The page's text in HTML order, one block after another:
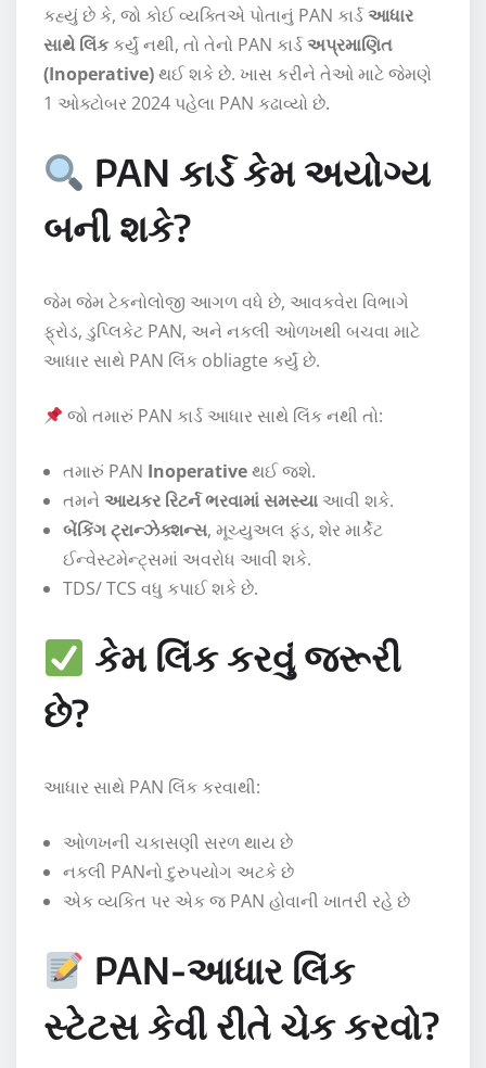
કહ્યું છે કે, જો કોઈ વ્યક્તિએ પોતાનું PAN કાર્ડઆધાર
સાથે લિંકકર્યું નથી, તો તેનો PAN કાર્ડઅપ્રમાણિત
(Inoperative)થઈ શકે છે. ખાસ કરીને તેઓ માટે જેમણે
1 ઓક્ટોબર 2024 પહેલા PAN કઢાવ્યો છે.
PAN કાર્ડ કેમ અયોગ્ય
બની શકે?
જેમ જેમ ટેકનોલોજી આગળ વધે છે, આવકવેરા વિભાગે
ફ્રોડ, ડુપ્લિકેટ PAN, અને નકલી ઓળખથી બચવા માટે
આધાર સાથે PAN લિંક obliagte કર્યું છે.
જો તમારું PAN કાર્ડ આધાર સાથે લિંક નથી તો:
તમારું PAN Inoperativeથઈ જશે.
તમને આયકર રિટર્ન ભરવામાં સમસ્યા આવી શકે.
બેંકિંગ ટ્રાન્ઝેક્શન્સ, મૂચ્યુઅલ ફંડ, શેર માર્કેટ
ઈન્વેસ્ટમેન્ટ્સમાં અવરોધ આવી શકે.
TDS/ TCS વધુ કપાઈ શકે છે.
કેમ લિંક કરવું જરૂરી
છે?
આધાર સાથે PAN લિંક કરવાથી:
ઓળખની ચકાસણી સરળ થાય છે
નકલી PANનો દુરુપયોગ અટકે છે
એક વ્યકિત પર એક જ PAN હોવાની ખાતરી રહે છે
PAN-આધાર લિંક
સ્ટેટસ કેવી રીતે ચેક કરવો?